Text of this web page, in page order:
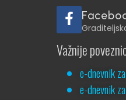
Važnije
e-dnevnik
e-dnevnik